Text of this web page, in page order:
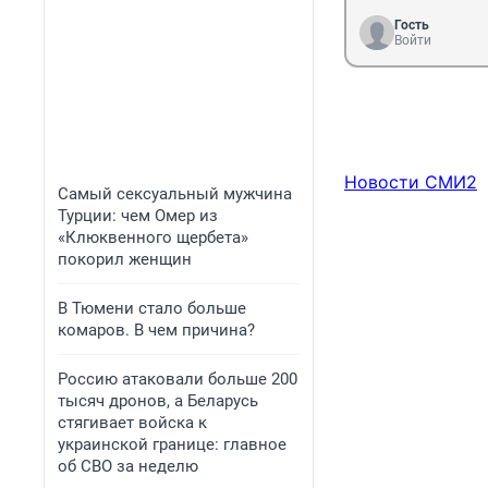
Самый сексуальный мужчина
Турции: чем Омер из
«Клюквенного щербета»
покорил женщин
В Тюмени стало больше
комаров. В чем причина?
Россию атаковали больше 200
тысяч дронов, а Беларусь
стягивает войска к
украинской границе: главное
об СВО за неделю
Гость
Войти
Новости СМИ2